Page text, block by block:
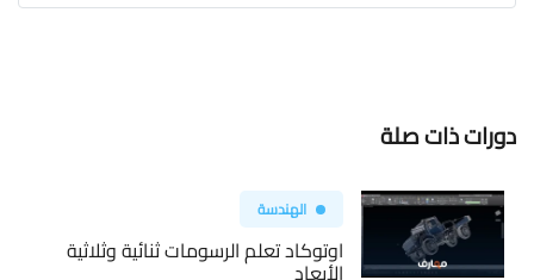
دورات ذات صلة
الهندسة
اوتوكاد تعلم الرسومات ثنائية وثلاثية
الأبعاد